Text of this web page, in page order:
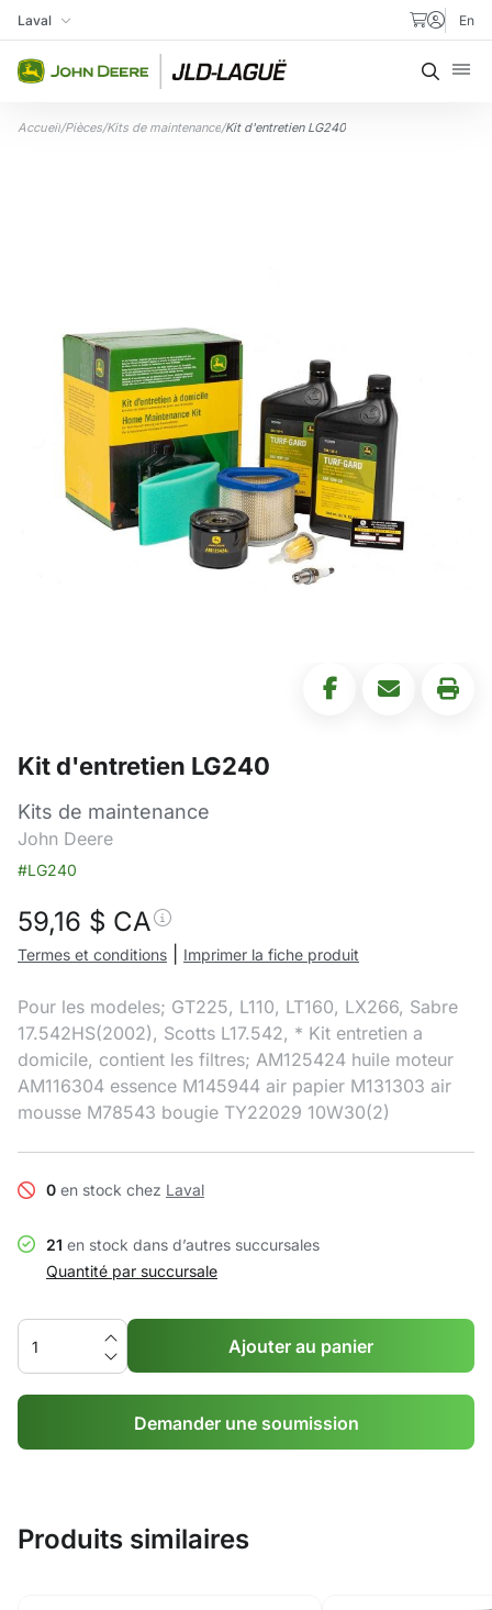
Aller au contenu
Ma succursale
Laval En
Accueil/Pièces/Kits de maintenance/Kit d'entretien LG240
Kit d'entretien LG240
Kits de maintenance
John Deere
#LG240
59,16 $ CA
Termes et conditions Imprimer la fiche produit
Pour les modeles; GT225, L110, LT160, LX266, Sabre
17.542HS(2002), Scotts L17.542, * Kit entretien a
domicile, contient les filtres; AM125424 huile moteur
AM116304 essence M145944 air papier M131303 air
mousse M78543 bougie TY22029 10W30(2)
0 en stock chez Laval
21 en stock dans d’autres succursales
Quantité par succursale
Ajouter au panier
Demander une soumission
Produits similaires